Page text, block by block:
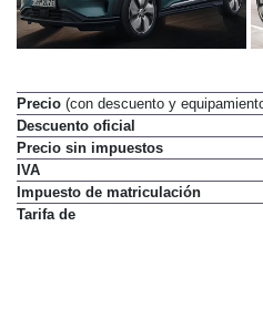
Precio (con descuento y
Descuento oficial
Precio sin impuestos
IVA
Impuesto de matriculación
Tarifa de